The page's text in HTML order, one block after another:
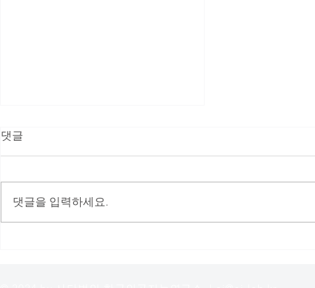
댓글
댓글을 입력하세요.